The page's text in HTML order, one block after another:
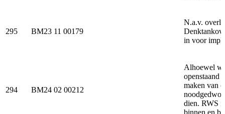
295 BM23 11 00179
N.a.v.
in voor
294 BM24 02 00212
Alhoewel
openstaand
maken van
dien. RWS
binnen en